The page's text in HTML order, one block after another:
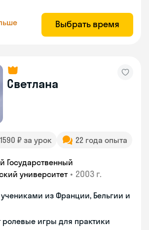
Выбрать время
Светлана
₽ за урок 22 года опыта
Государственный
университет • 2003 г.
учениками из Франции, Бельгии и
ролевые игры для практики